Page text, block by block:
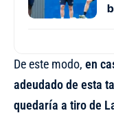
De este modo, en
adeudado de esta
quedaría a tiro de